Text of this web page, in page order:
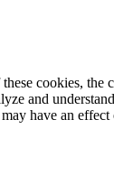
cookies, the
and
have an